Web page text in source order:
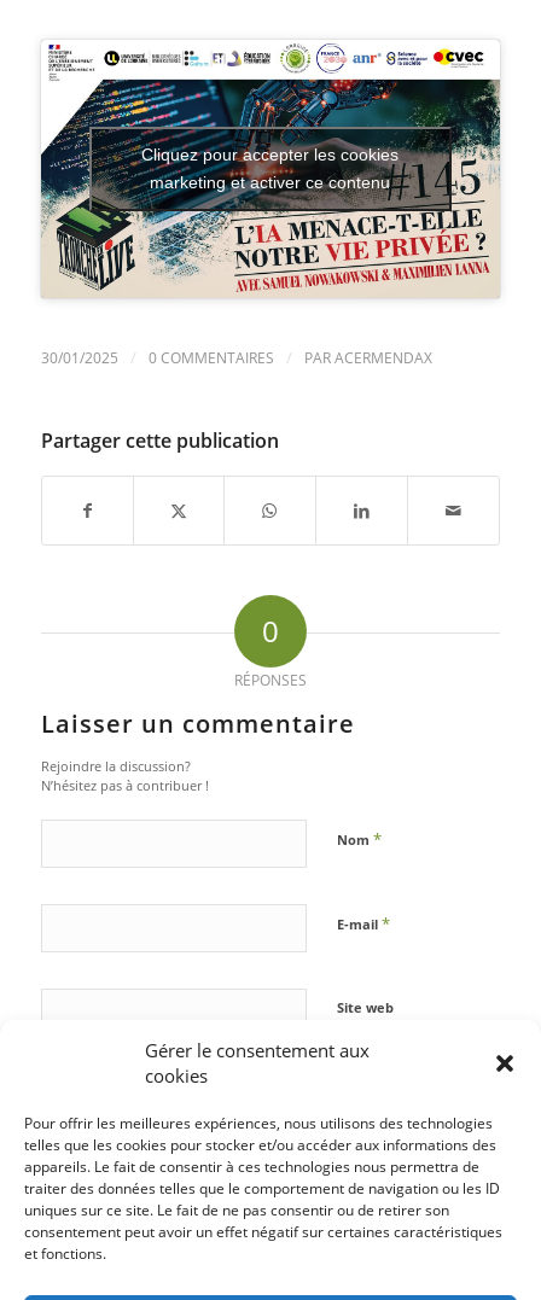
Gérer le consentement aux
cookies
Pour offrir les meilleures expériences, nous utilisons des technologies
telles que les cookies pour stocker et/ou accéder aux informations des
appareils. Le fait de consentir à ces technologies nous permettra de
traiter des données telles que le comportement de navigation ou les ID
uniques sur ce site. Le fait de ne pas consentir ou de retirer son
consentement peut avoir un effet négatif sur certaines caractéristiques
et fonctions.
Cliquez pour accepter les cookies
marketing et activer ce contenu
30/01/2025 / 0 COMMENTAIRES / PARACERMENDAX
Partager cette publication
0
RÉPONSES
Laisser un commentaire
Rejoindre la discussion?
N’hésitez pas à contribuer !
Nom *
E-mail *
Site web